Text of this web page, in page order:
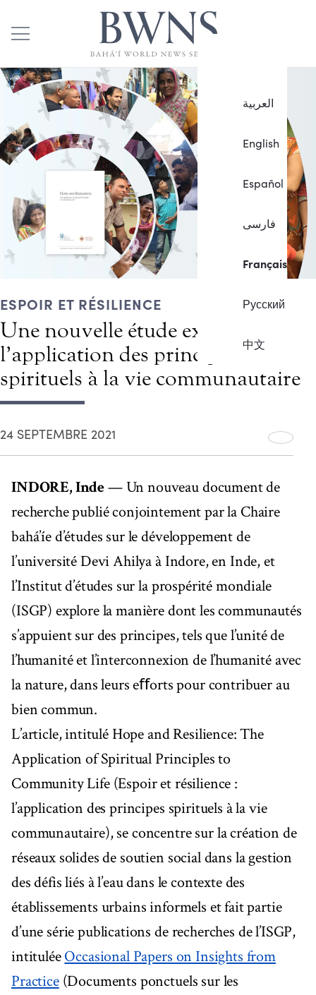
العربية
English
Español
فارسی
Français
Русский
中文
ESPOIR ET RÉSILIENCE
Une nouvelle étude explore
l’application des principes
spirituels à la vie communautaire
24 SEPTEMBRE 2021
INDORE, Inde— Un nouveau document de
recherche publié conjointement par la Chaire
bahá’íe d’études sur le développement de
l’université Devi Ahilya à Indore, en Inde, et
l’Institut d’études sur la prospérité mondiale
(ISGP) explore la manière dont les communautés
s’appuient sur des principes, tels que l’unité de
l’humanité et l’interconnexion de l’humanité avec
la nature, dans leurs eﬀorts pour contribuer au
bien commun.
L’article, intitulé Hope and Resilience: The
Application of Spiritual Principles to
Community Life (Espoir et résilience :
l’application des principes spirituels à la vie
communautaire), se concentre sur la création de
réseaux solides de soutien social dans la gestion
des défis liés à l’eau dans le contexte des
établissements urbains informels et fait partie
d’une série publications de recherches de l’ISGP,
intituléeOccasional Papers on Insights from
Practice(Documents ponctuels sur les